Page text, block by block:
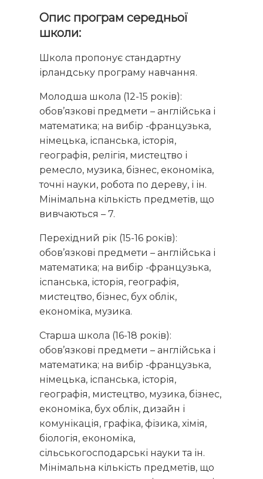
Опис програм середньої
школи:
Школа пропонує стандартну
ірландську програму навчання.
Молодша школа (12-15 років):
обов’язкові предмети – англійська і
математика; на вибір -французька,
німецька, іспанська, історія,
географія, релігія, мистецтво і
ремесло, музика, бізнес, економіка,
точні науки, робота по дереву, і ін.
Мінімальна кількість предметів, що
вивчаються – 7.
Перехідний рік (15-16 років):
обов’язкові предмети – англійська і
математика; на вибір -французька,
іспанська, історія, географія,
мистецтво, бізнес, бух облік,
економіка, музика.
Старша школа (16-18 років):
обов’язкові предмети – англійська і
математика; на вибір -французька,
німецька, іспанська, історія,
географія, мистецтво, музика, бізнес,
економіка, бух облік, дизайн і
комунікація, графіка, фізика, хімія,
біологія, економіка,
сільськогосподарські науки та ін.
Мінімальна кількість предметів, що